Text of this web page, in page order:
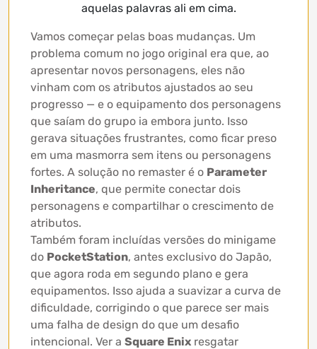
aquelas palavras ali em cima.
Vamos começar pelas boas mudanças. Um
problema comum no jogo original era que, ao
apresentar novos personagens, eles não
vinham com os atributos ajustados ao seu
progresso — e o equipamento dos personagens
que saíam do grupo ia embora junto. Isso
gerava situações frustrantes, como ficar preso
em uma masmorra sem itens ou personagens
fortes. A solução no remaster é o Parameter
Inheritance, que permite conectar dois
personagens e compartilhar o crescimento de
atributos.
Também foram incluídas versões do minigame
do PocketStation, antes exclusivo do Japão,
que agora roda em segundo plano e gera
equipamentos. Isso ajuda a suavizar a curva de
dificuldade, corrigindo o que parece ser mais
uma falha de design do que um desafio
intencional. Ver a Square Enix resgatar